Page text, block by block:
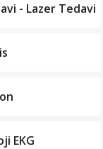
- Lazer Tedavi
EKG